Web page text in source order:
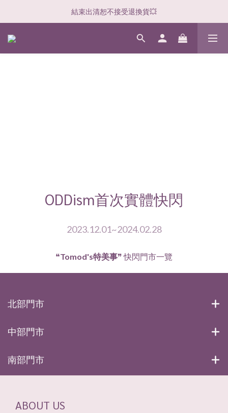
結束出清恕不接受退換貨💥
ODDism首次實體快閃
2023.12.01~2024.02.28
❝Tomod's特美事❞ 快閃門市一覽
北部門市
中部門市
南部門市
ABOUT US